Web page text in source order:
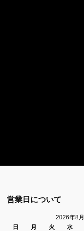
営業日について
2026年8月
日
月 火 水